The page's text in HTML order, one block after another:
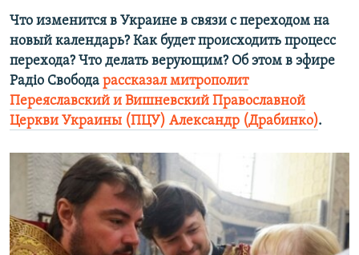
Что изменится в Украине в связи с переходом на
новый календарь? Как будет происходить процесс
перехода? Что делать верующим? Об этом в эфире
Радіо Свобода рассказал митрополит
Переяславский и Вишневский Православной
Церкви Украины (ПЦУ) Александр (Драбинко).